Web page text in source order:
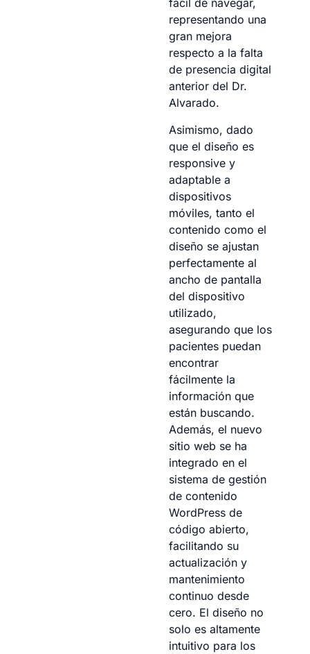
fácil de navegar,
representando una
gran mejora
respecto a la falta
de presencia digital
anterior del Dr.
Alvarado.
Asimismo, dado
que el diseño es
responsive y
adaptable a
dispositivos
móviles, tanto el
contenido como el
diseño se ajustan
perfectamente al
ancho de pantalla
del dispositivo
utilizado,
asegurando que los
pacientes puedan
encontrar
fácilmente la
información que
están buscando.
Además, el nuevo
sitio web se ha
integrado en el
sistema de gestión
de contenido
WordPress de
código abierto,
facilitando su
actualización y
mantenimiento
continuo desde
cero. El diseño no
solo es altamente
intuitivo para los